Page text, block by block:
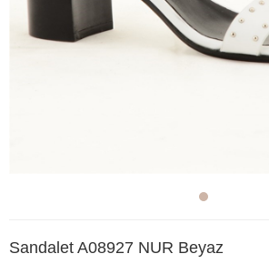
Sandalet A08927 NUR Beyaz